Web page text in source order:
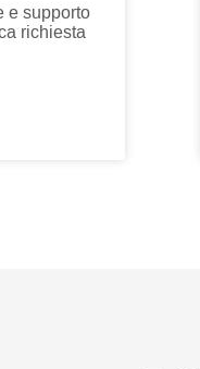
e supporto
richiesta